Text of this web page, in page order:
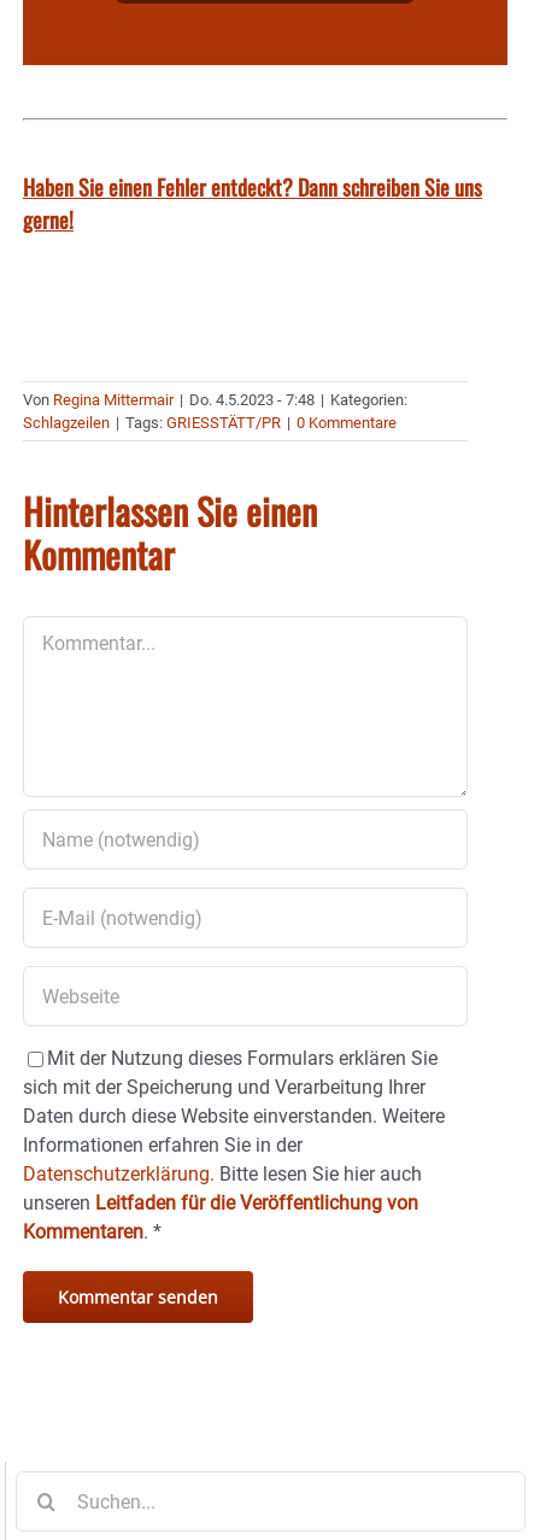
Haben Sie einen Fehler entdeckt? Dann schreiben Sie uns
gerne!
Von Regina Mittermair | Do. 4.5.2023 - 7:48 | Kategorien:
Schlagzeilen | Tags: GRIESSTÄTT/PR | 0 Kommentare
Hinterlassen Sie einen
Kommentar
Mit der Nutzung dieses Formulars erklären Sie
sich mit der Speicherung und Verarbeitung Ihrer
Daten durch diese Website einverstanden. Weitere
Informationen erfahren Sie in der
Datenschutzerklärung. Bitte lesen Sie hier auch
unseren Leitfaden für die Veröffentlichung von
Kommentaren. *
nach: